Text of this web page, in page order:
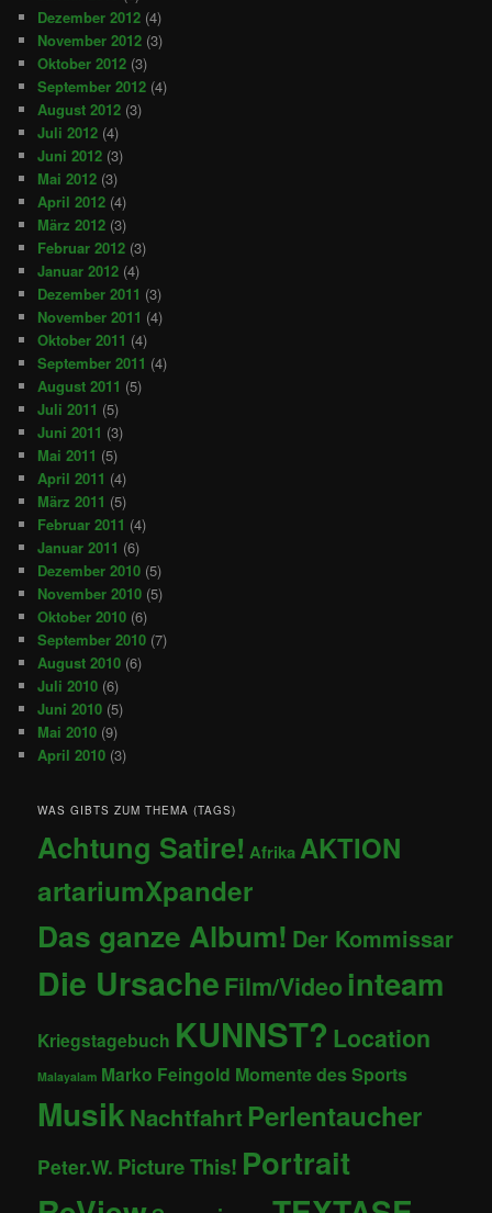
Dezember 2012 (4)
November 2012 (3)
Oktober 2012 (3)
September 2012 (4)
August 2012 (3)
Juli 2012 (4)
Juni 2012 (3)
Mai 2012 (3)
April 2012 (4)
März 2012 (3)
Februar 2012 (3)
Januar 2012 (4)
Dezember 2011 (3)
November 2011 (4)
Oktober 2011 (4)
September 2011 (4)
August 2011 (5)
Juli 2011 (5)
Juni 2011 (3)
Mai 2011 (5)
April 2011 (4)
März 2011 (5)
Februar 2011 (4)
Januar 2011 (6)
Dezember 2010 (5)
November 2010 (5)
Oktober 2010 (6)
September 2010 (7)
August 2010 (6)
Juli 2010 (6)
Juni 2010 (5)
Mai 2010 (9)
April 2010 (3)
WAS GIBTS ZUM THEMA (TAGS)
Achtung Satire! Afrika AKTION
artariumXpander
Das ganze Album! Der Kommissar
Die UrsacheFilm/Videointeam
Kriegstagebuch KUNNST? Location
Malayalam Marko Feingold Momente des Sports
Musik Nachtfahrt Perlentaucher
Peter.W. Picture This! Portrait